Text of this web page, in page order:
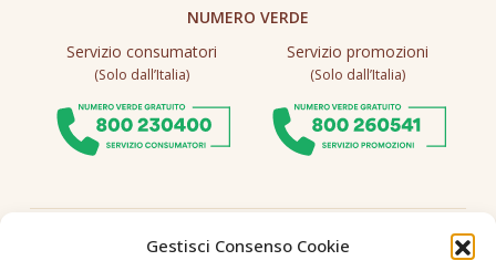
Gestisci Consenso Cookie
NUMERO VERDE
Servizio consumatori
(Solo dall’Italia)
Servizio promozioni
(Solo dall’Italia)
Seguici